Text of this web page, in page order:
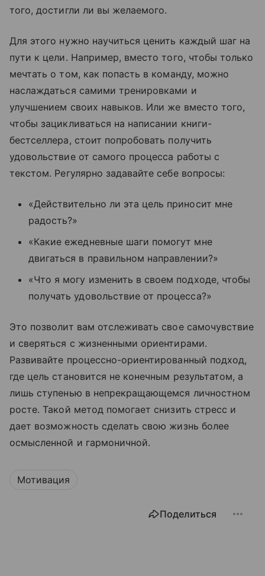
того, достигли ли вы желаемого.
Для этого нужно научиться ценить каждый шаг на
пути к цели. Например, вместо того, чтобы только
мечтать о том, как попасть в команду, можно
наслаждаться самими тренировками и
улучшением своих навыков. Или же вместо того,
чтобы зацикливаться на написании книги-
бестселлера, стоит попробовать получить
удовольствие от самого процесса работы с
текстом. Регулярно задавайте себе вопросы:
«Действительно ли эта цель приносит мне
радость?»
«Какие ежедневные шаги помогут мне
двигаться в правильном направлении?»
«Что я могу изменить в своем подходе, чтобы
получать удовольствие от процесса?»
Это позволит вам отслеживать свое самочувствие
и сверяться с жизненными ориентирами.
Развивайте процессно-ориентированный подход,
где цель становится не конечным результатом, а
лишь ступенью в непрекращающемся личностном
росте. Такой метод помогает снизить стресс и
дает возможность сделать свою жизнь более
осмысленной и гармоничной.
Мотивация
Поделиться